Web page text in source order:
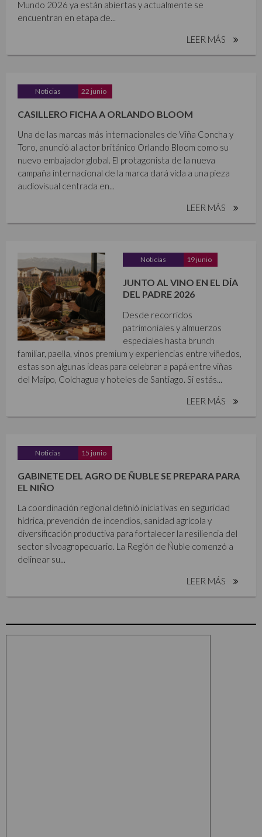
Mundo 2026 ya están abiertas y actualmente se
encuentran en etapa de...
LEER MÁS
Noticias 22 junio
CASILLERO FICHA A ORLANDO BLOOM
Una de las marcas más internacionales de Viña Concha y
Toro, anunció al actor británico Orlando Bloom como su
nuevo embajador global. El protagonista de la nueva
campaña internacional de la marca dará vida a una pieza
audiovisual centrada en...
LEER MÁS
Noticias 19 junio
JUNTO AL VINO EN EL DÍA
DEL PADRE 2026
Desde recorridos
patrimoniales y almuerzos
especiales hasta brunch
familiar, paella, vinos premium y experiencias entre viñedos,
estas son algunas ideas para celebrar a papá entre viñas
del Maipo, Colchagua y hoteles de Santiago. Si estás...
LEER MÁS
Noticias 15 junio
GABINETE DEL AGRO DE ÑUBLE SE PREPARA PARA
EL NIÑO
La coordinación regional definió iniciativas en seguridad
hídrica, prevención de incendios, sanidad agrícola y
diversificación productiva para fortalecer la resiliencia del
sector silvoagropecuario. La Región de Ñuble comenzó a
delinear su...
LEER MÁS